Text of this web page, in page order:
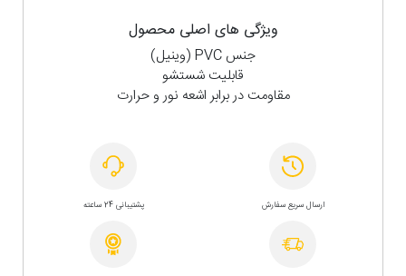
ویژگی های اصلی محصول
جنس PVC (وینیل)
قابلیت شستشو
مقاومت در برابر اشعه نور و حرارت
ارسال سریع سفارش پشتیبانی 24 ساعته